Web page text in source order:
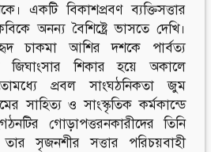
একটি বিকাশপ্রবণ ব্যক্তিসত্তার
অনন্য বৈশিষ্ট্রে ভাসতে দেখি।
চাকমা আশির দশকে পার্বত্য
জিঘাংসার শিকার হয়ে অকালে
প্রবল সাংঘঠনিকতা জুম
সাহিত্য ও সাংস্কৃতিক কর্মকান্ডে
গোড়াপত্তরনকারীদের তিনি
সৃজনশীর সত্তার পরিচয়বাহী